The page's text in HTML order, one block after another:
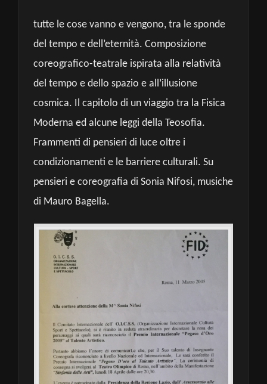
tutte le cose vanno e vengono, tra le sponde
del tempo e dell’eternità. Composizione
coreografico-teatrale ispirata alla relatività
del tempo e dello spazio e all’illusione
cosmica. Il capitolo di un viaggio tra la Fisica
Moderna ed alcune leggi della Teosofia.
Frammenti di pensieri di luce oltre i
condizionamenti e le barriere culturali. Su
pensieri e coreografia di Sonia Nifosi, musiche
di Mauro Bagella.